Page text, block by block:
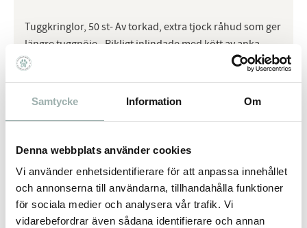
Samtycke Information Om
Denna webbplats använder cookies
Vi använder enhetsidentifierare för att anpassa innehållet
och annonserna till användarna, tillhandahålla funktioner
för sociala medier och analysera vår trafik. Vi
vidarebefordrar även sådana identifierare och annan
Tuggkringlor, 50 st- Av torkad, extra tjock råhud som ger
längre tuggnöje - Rikligt inlindade med kött av anka -
Glutenfritt - Utan tilsatt socker - Bulk
Omdömen
Du